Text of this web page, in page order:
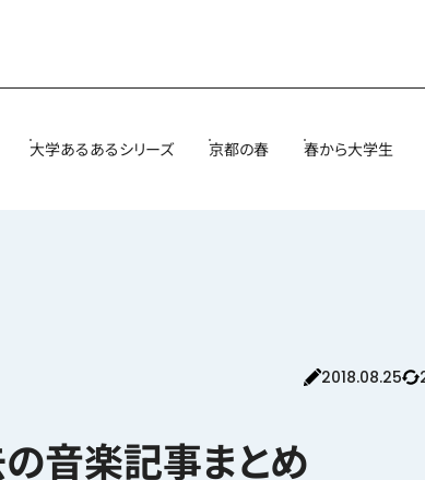
大学あるあるシリーズ 京都の春 春から大学生
2018.08.25
音楽記事まとめ